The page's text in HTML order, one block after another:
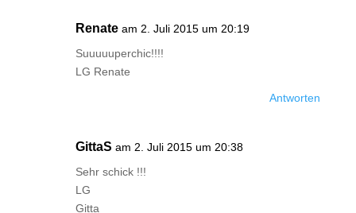
Renate am 2. Juli 2015 um 20:19
Suuuuuperchic!!!!
LG Renate
Antworten
GittaS am 2. Juli 2015 um 20:38
Sehr schick !!!
LG
Gitta